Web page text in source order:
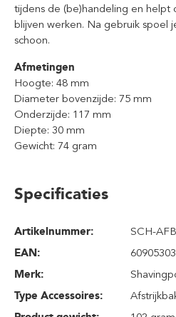
tijdens de (be)handeling en
blijven werken. Na gebruik spoel
schoon.
Afmetingen
Hoogte: 48 mm
Diameter bovenzijde: 75 mm
Onderzijde: 117 mm
Diepte: 30 mm
Gewicht: 74 gram
Specificaties
Artikelnummer:
SCH-
EAN:
Merk:
Type Accessoires: